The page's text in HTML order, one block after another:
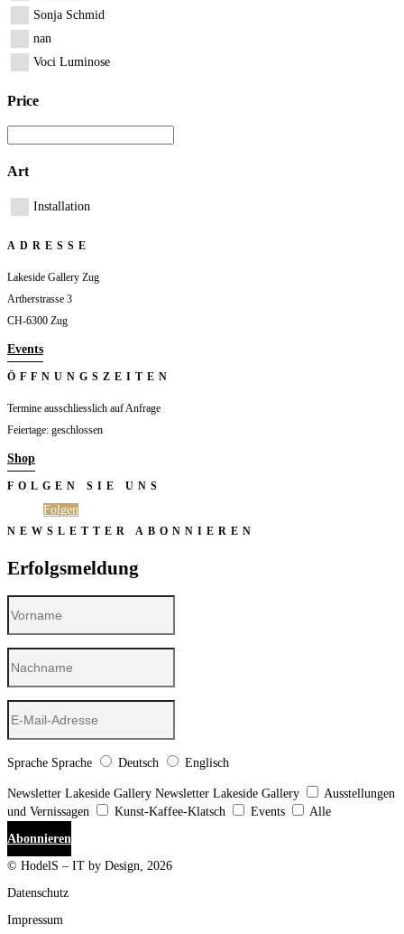
Sonja Schmid
nan
Voci Luminose
Price
Art
Installation
ADRESSE
Lakeside Gallery Zug
Artherstrasse 3
CH-6300 Zug
Events
ÖFFNUNGSZEITEN
Termine ausschliesslich auf Anfrage
Feiertage: geschlossen
Shop
FOLGEN SIE UNS
Folgen
NEWSLETTER ABONNIEREN
Erfolgsmeldung
Sprache Sprache Deutsch Englisch
Newsletter Lakeside Gallery Newsletter Lakeside Gallery
Ausstellungen
und Vernissagen
Kunst-Kaffee-Klatsch Events
Alle
Abonnieren
© HodelS – IT by Design, 2026
Datenschutz
Impressum